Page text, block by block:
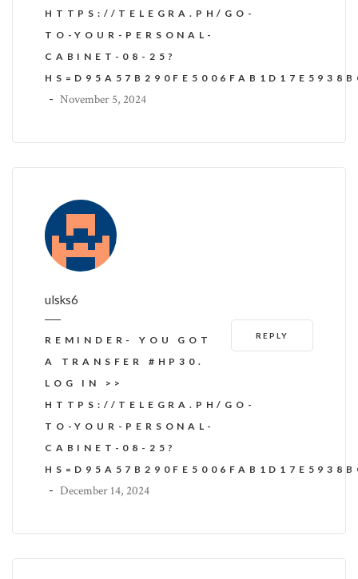
HTTPS://TELEGRA.PH/GO-
TO-YOUR-PERSONAL-
CABINET-08-25?
- November 5, 2024
ulsks6
REPLY
REMINDER- YOU GOT
A TRANSFER #HP30.
LOG IN >>
HTTPS://TELEGRA.PH/GO-
TO-YOUR-PERSONAL-
CABINET-08-25?
- December 14, 2024